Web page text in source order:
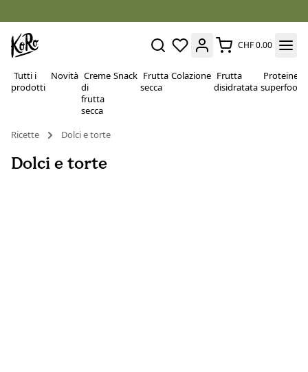
CHF 0.00
Tutti i
prodotti
Novità Creme
di
frutta
secca
Snack Frutta
secca
Colazione Frutta
disidratata
Proteine e
superfood
Ricette Dolci e torte
Dolci e torte